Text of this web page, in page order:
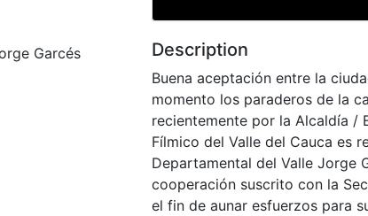
Garcés
Description
Buena aceptación entre la
momento los paraderos de la
recientemente por la Alcaldía /
Fílmico del Valle del Cauca es
Departamental del Valle Jorge
cooperación suscrito con la
el fin de aunar esfuerzos para